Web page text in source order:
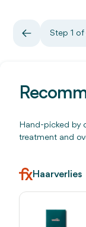
Step 1 of
Hand-picked by
treatment and
Haarverlies